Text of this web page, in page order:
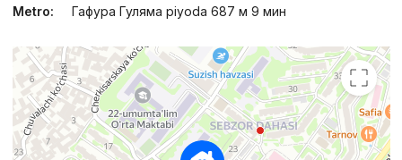
Metro:
Гафура Гуляма piyoda 687 м 9 мин